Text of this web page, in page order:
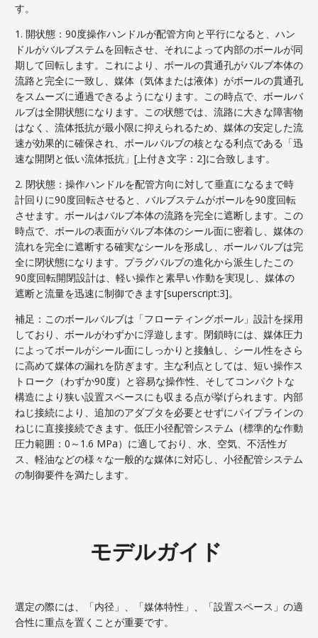
す。
1. 開状態：90度操作ハンドルが配管方向と平行になると、ハン
ドルがバルブステムを回転させ、それによって内部のボールが同
期して回転します。これにより、ボールの貫通孔がバルブ本体の
流路と完全に一致し、媒体（気体または液体）がボールの貫通孔
をスムーズに通過できるようになります。この時点で、ボールバ
ルブは全開状態になります。この状態では、流路に大きな障害物
はなく、流体抵抗が最小限に抑えられるため、媒体の安定した流
速が効果的に確保され、ボールバルブの核となる利点である「迅
速な開閉と低い流体抵抗」[上付き文字：2]に合致します。
2. 閉状態：操作ハンドルを配管方向に対して垂直になるまで時
計回りに90度回転させると、バルブステムがボールを90度回転
させます。ボールはバルブ本体の流路を完全に遮断します。この
時点で、ボールの表面がバルブ本体のシール面に密着し、媒体の
流れを完全に遮断する確実なシールを形成し、ボールバルブは完
全に閉状態になります。プラグバルブの進化から派生したこの
90度回転開閉設計は、軽い操作と素早い作動を実現し、媒体の
遮断と流量を迅速に制御できます[superscript:3]。
補足：このボールバルブは「フローティングボール」設計を採用
しており、ボールがわずかに浮遊します。閉鎖時には、媒体圧力
によってボールがシール面にしっかりと接触し、シール性をさら
に高めて媒体の漏れを防ぎます。主な利点としては、短い操作ス
トローク（わずか90度）と容易な操作性、そしてコンパクトな
構造により狭い設置スペースにも収まる点が挙げられます。内部
ねじ接続により、追加のアダプタを必要とせずにパイプラインの
ねじに直接接続できます。低圧小径配管システム（標準的な作動
圧力範囲：0～1.6 MPa）に適しており、水、空気、不活性ガ
ス、軽油などの様々な一般的な媒体に対応し、小径配管システム
の制御要件を満たします。
モデルガイド
選定の際には、「内径」、「媒体特性」、「設置スペース」の適
合性に重点を置くことが重要です。